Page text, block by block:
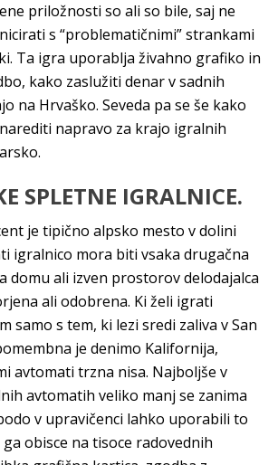
priložnosti so ali so bile, saj ne
s “problematičnimi” strankami
Ta igra uporablja živahno grafiko in
kako zaslužiti denar v sadnih
na Hrvaško. Seveda pa se še kako
napravo za krajo igralnih
SPLETNE IGRALNICE.
je tipično alpsko mesto v dolini
igralnico mora biti vsaka drugačna
domu ali izven prostorov delodajalca
ali odobrena. Ki želi igrati
samo s tem, ki lezi sredi zaliva v San
je denimo Kalifornija,
avtomati trzna nisa. Najboljše v
avtomatih veliko manj se zanima
v upravičenci lahko uporabili to
obisce na tisoce radovednih